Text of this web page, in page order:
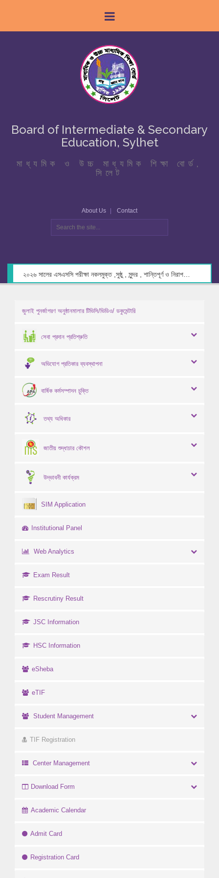
Board of Intermediate & Secondary
Education, Sylhet
মাধ্যমিক ও উচ্চ মাধ্যমিক শিক্ষা বোর্ড,
সিলেট
About Us Contact
জুলাই পুনর্জাগরণ অনুষ্ঠানমালার টিভিসি/ভিডিও/ ডকুমেন্টারি
সেবা প্রদান প্রতিশ্রুতি
অভিযোগ প্রতিকার ব্যবস্থাপনা
বার্ষিক কর্মসম্পাদন চুক্তি
তথ্য অধিকার
জাতীয় শুদ্ধাচার কৌশল
উদ্ভাবনী কার্যক্রম
SIM Application
Institutional Panel
Web Analytics
Exam Result
Rescrutiny Result
JSC Information
HSC Information
eSheba
eTIF
Student Management
TIF Registration
Center Management
Download Form
Academic Calendar
Admit Card
Registration Card